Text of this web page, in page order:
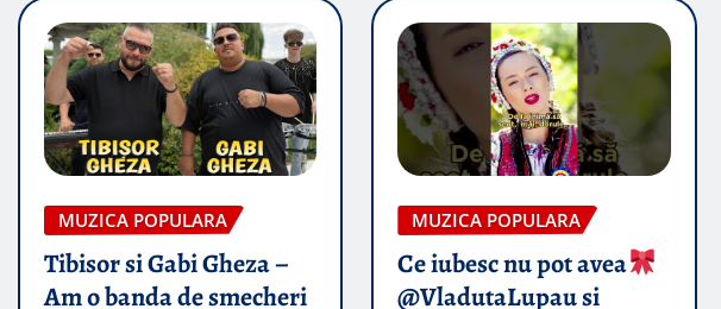
MUZICA POPULARA
Tibisor si Gabi Gheza –
Am o banda de smecheri
MUZICA POPULARA
Ce iubesc nu pot avea
@VladutaLupau si